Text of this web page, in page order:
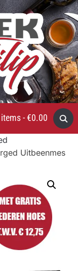
- €0.00
Uitbeenmes